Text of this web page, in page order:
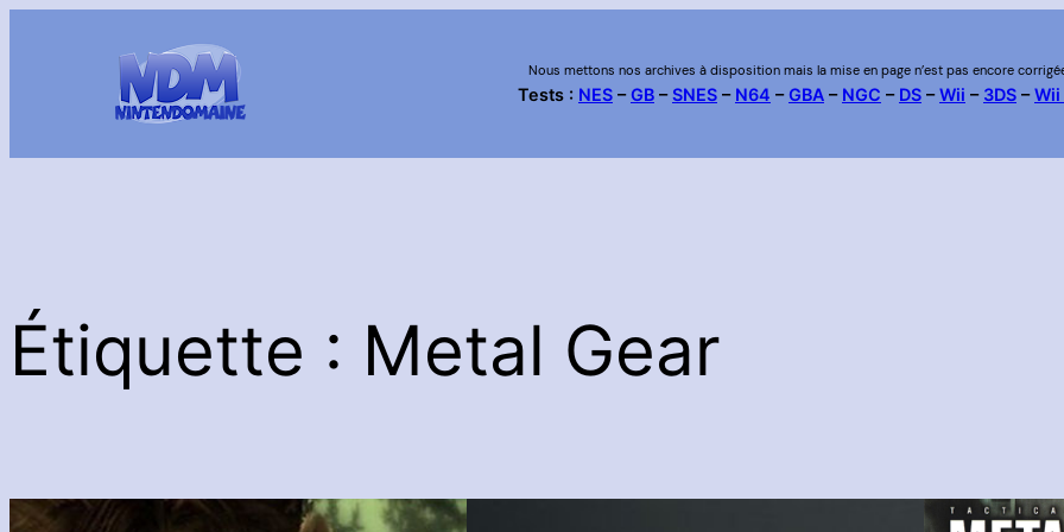
Nous mettons nos archives à disposition mais la mise en page n’est pas encore
Tests : NES–GB–SNES– N64 –GBA– NGC – DS–Wii – 3DS–Wii
Étiquette : Metal Gear